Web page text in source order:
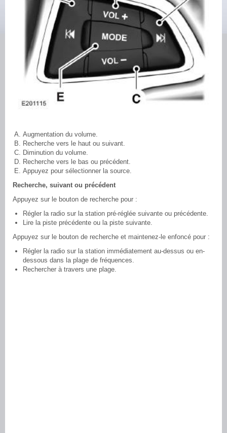
Augmentation du volume.
Recherche vers le haut ou suivant.
Diminution du volume.
Recherche vers le bas ou précédent.
Appuyez pour sélectionner la source.
Recherche, suivant ou précédent
Appuyez sur le bouton de recherche pour :
Régler la radio sur la station pré-réglée suivante ou précédente.
Lire la piste précédente ou la piste suivante.
Appuyez sur le bouton de recherche et maintenez-le enfoncé pour :
Régler la radio sur la station immédiatement au-dessus ou en-
dessous dans la plage de fréquences.
Rechercher à travers une plage.